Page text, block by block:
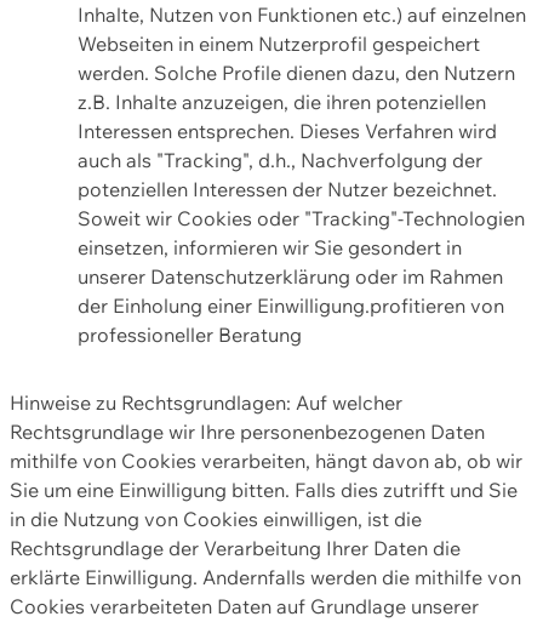
Inhalte, Nutzen von Funktionen etc.) auf einzelnen
Webseiten in einem Nutzerprofil gespeichert
werden. Solche Profile dienen dazu, den Nutzern
z.B. Inhalte anzuzeigen, die ihren potenziellen
Interessen entsprechen. Dieses Verfahren wird
auch als "Tracking", d.h., Nachverfolgung der
potenziellen Interessen der Nutzer bezeichnet.
Soweit wir Cookies oder "Tracking"-Technologien
einsetzen, informieren wir Sie gesondert in
unserer Datenschutzerklärung oder im Rahmen
der Einholung einer Einwilligung.profitieren von
professioneller Beratung
Hinweise zu Rechtsgrundlagen: Auf welcher
Rechtsgrundlage wir Ihre personenbezogenen Daten
mithilfe von Cookies verarbeiten, hängt davon ab, ob wir
Sie um eine Einwilligung bitten. Falls dies zutrifft und Sie
in die Nutzung von Cookies einwilligen, ist die
Rechtsgrundlage der Verarbeitung Ihrer Daten die
erklärte Einwilligung. Andernfalls werden die mithilfe von
Cookies verarbeiteten Daten auf Grundlage unserer